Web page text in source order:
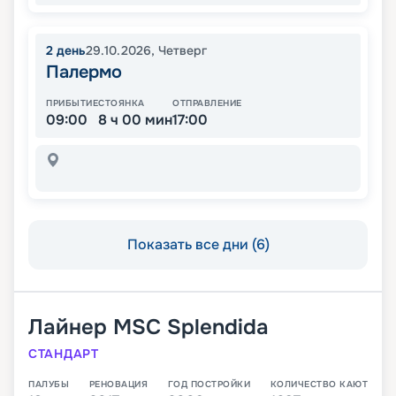
2 день29.10.2026, Четверг
Палермо
ПРИБЫТИЕ
09:00
СТОЯНКА
8 ч 00 мин
ОТПРАВЛЕНИЕ
17:00
Показать все дни (6)
Лайнер MSC Splendida
СТАНДАРТ
ПАЛУБЫ РЕНОВАЦИЯ ГОД ПОСТРОЙКИ КОЛИЧЕСТВО КАЮТ